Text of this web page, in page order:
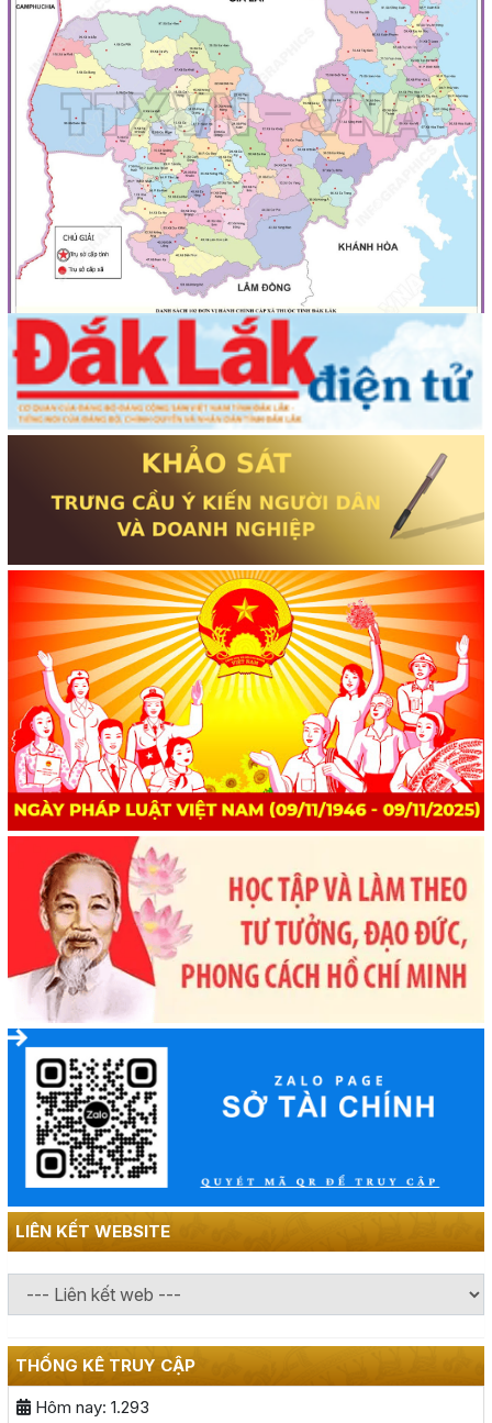
LIÊN KẾT WEBSITE
THỐNG KÊ TRUY CẬP
Hôm nay: 1.293